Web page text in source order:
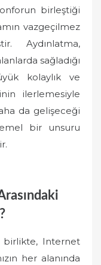
birleştiği
vazgeçilmez
Aydınlatma,
sağladığı
kolaylık ve
ilerlemesiyle
da gelişeceği
bir unsuru
birlikte, Internet
her alanında